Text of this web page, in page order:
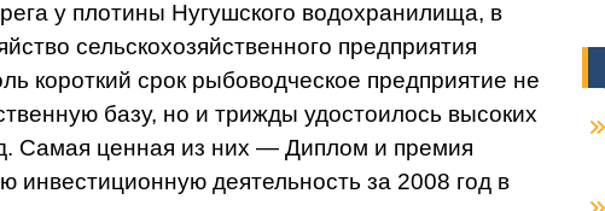
у плотины Нугушского водохра­нилища, в
сельскохозяйственного предприятия
корот­кий срок ры­боводческое предприятие не
базу, но и трижды удостоилось высоких
Са­мая ценная из них — Диплом и премия
деятельность за 2008 год в